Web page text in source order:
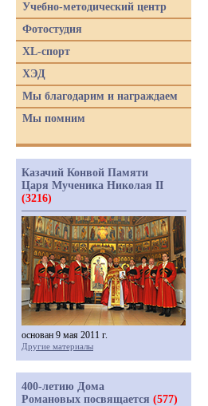
Учебно-методический центр
Фотостудия
XL-спорт
ХЭД
Мы благодарим и награждаем
Мы помним
Казачий Конвой Памяти
Царя Мученика Николая II
(3216)
основан 9 мая 2011 г.
Другие материалы
400-летию Дома
Романовых посвящается (577)